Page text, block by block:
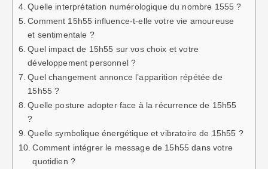
Quelle interprétation numérologique du nombre 1555 ?
Comment 15h55 influence-t-elle votre vie amoureuse
et sentimentale ?
Quel impact de 15h55 sur vos choix et votre
développement personnel ?
Quel changement annonce l’apparition répétée de
15h55 ?
Quelle posture adopter face à la récurrence de 15h55
?
Quelle symbolique énergétique et vibratoire de 15h55 ?
Comment intégrer le message de 15h55 dans votre
quotidien ?